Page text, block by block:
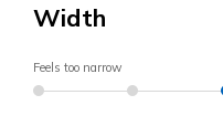
Width
Feels too narrow